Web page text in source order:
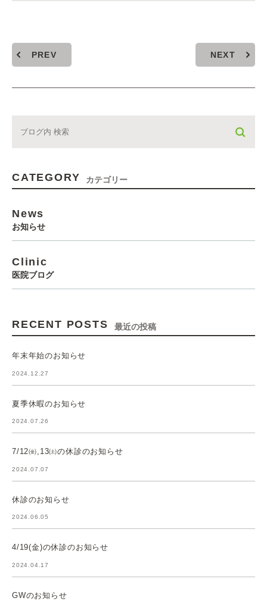
PREV NEXT
CATEGORY カテゴリー
News
お知らせ
Clinic
医院ブログ
RECENT POSTS 最近の投稿
年末年始のお知らせ
2024.12.27
夏季休暇のお知らせ
2024.07.26
7/12㈮,13㈯の休診のお知らせ
2024.07.07
休診のお知らせ
2024.06.05
4/19(金)の休診のお知らせ
2024.04.17
GWのお知らせ